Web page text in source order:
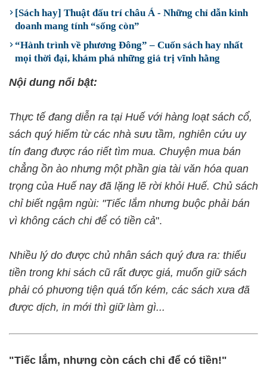
[Sách hay] Thuật đấu trí châu Á - Những chỉ dẫn kinh
doanh mang tính “sống còn”
“Hành trình về phương Đông” – Cuốn sách hay nhất
mọi thời đại, khám phá những giá trị vĩnh hằng
Nội dung nổi bật:
Thực tế đang diễn ra tại Huế với hàng loạt sách cổ,
sách quý hiếm từ các nhà sưu tầm, nghiên cứu uy
tín đang được ráo riết tìm mua. Chuyện mua bán
chẳng ồn ào nhưng một phần gia tài văn hóa quan
trọng của Huế nay đã lặng lẽ rời khỏi Huế. Chủ sách
chỉ biết ngậm ngùi: "Tiếc lắm nhưng buộc phải bán
vì không cách chi để có tiền cả".
Nhiều lý do được chủ nhân sách quý đưa ra: thiếu
tiền trong khi sách cũ rất được giá, muốn giữ sách
phải có phương tiện quá tốn kém, các sách xưa đã
được dịch, in mới thì giữ làm gì...
"Tiếc lắm, nhưng còn cách chi để có tiền!"